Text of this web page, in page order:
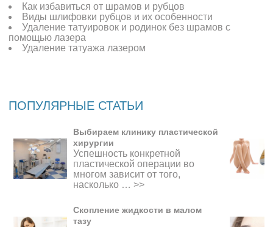
Как избавиться от шрамов и рубцов
Виды шлифовки рубцов и их особенности
Удаление татуировок и родинок без шрамов с
помощью лазера
Удаление татуажа лазером
ПОПУЛЯРНЫЕ СТАТЬИ
Выбираем клинику пластической
хирургии
Успешность конкретной
пластической операции во
многом зависит от того,
насколько … >>
Скопление жидкости в малом
тазу